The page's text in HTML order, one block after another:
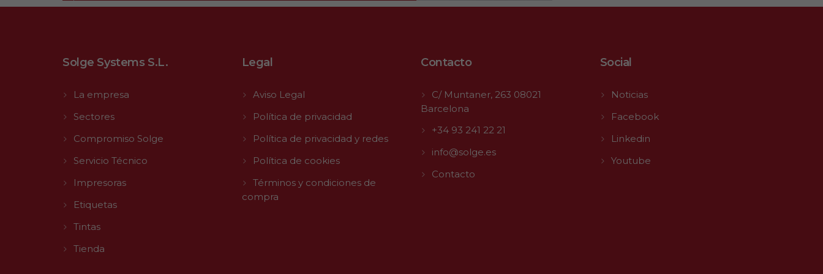
Solge Systems S.L.
La empresa
Sectores
Compromiso Solge
Servicio Técnico
Impresoras
Etiquetas
Tintas
Tienda
Legal
Aviso Legal
Política de privacidad
Política de privacidad y redes
Política de cookies
Términos y condiciones de
compra
Contacto
C/ Muntaner, 263 08021
Barcelona
+34 93 241 22 21
info@solge.es
Contacto
Social
Noticias
Facebook
Linkedin
Youtube